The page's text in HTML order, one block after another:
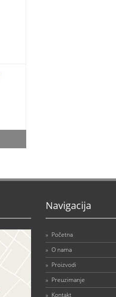
Navigacija
» Početna
» O nama
» Proizvodi
» Preuzimanje
» Kontakt